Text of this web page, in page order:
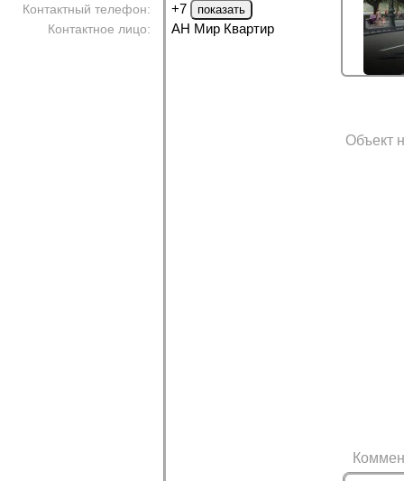
Контактный телефон: +7
Контактное лицо: АН Мир Квартир
Объект